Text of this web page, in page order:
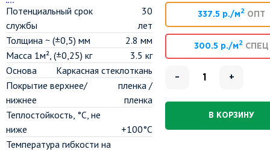
Потенциальный срок
службы
30
лет
Толщина ~ (±0,5) мм
2.8 мм
Масса 1м², (±0,25) кг
3.5 кг
Основа
Каркасная стеклоткань
Покрытие верхнее/
нижнее
пленка /
пленка
Теплостойкость, °C, не
ниже
+100°С
Температура гибкости на
337.5 р./м 2 ОПТ
300.5 р./м 2 СПЕЦ
– +
В КОРЗИНУ